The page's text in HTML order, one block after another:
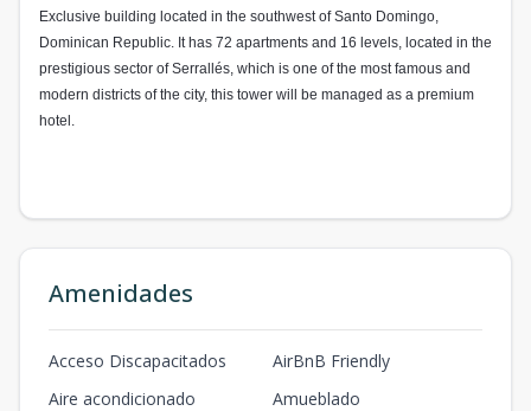
Exclusive building located in the southwest of Santo Domingo,
Dominican Republic. It has 72 apartments and 16 levels, located in the
prestigious sector of Serrallés, which is one of the most famous and
modern districts of the city, this tower will be managed as a premium
hotel.
Amenidades
Acceso Discapacitados
AirBnB Friendly
Aire acondicionado
Amueblado